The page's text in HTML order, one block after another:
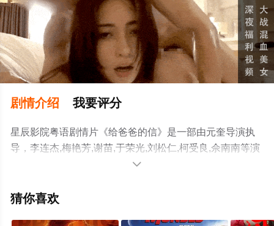
剧情介绍 我要评分
星辰影院粤语剧情片《给爸爸的信》是一部由元奎导演执
导，李连杰,梅艳芳,谢苗,于荣光,刘松仁,柯受良,佘南南等演
员精彩演绎的香港电影，手机免费观看高清未删减完整版
影、电视猫或剧情网等平台了解。

猜你喜欢